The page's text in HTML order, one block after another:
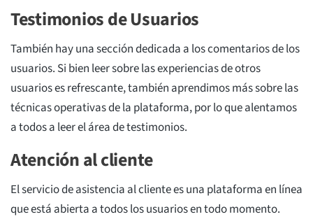
Testimonios de Usuarios
También hay una sección dedicada a los comentarios de los
usuarios. Si bien leer sobre las experiencias de otros
usuarios es refrescante, también aprendimos más sobre las
técnicas operativas de la plataforma, por lo que alentamos
a todos a leer el área de testimonios.
Atención al cliente
El servicio de asistencia al cliente es una plataforma en línea
que está abierta a todos los usuarios en todo momento.